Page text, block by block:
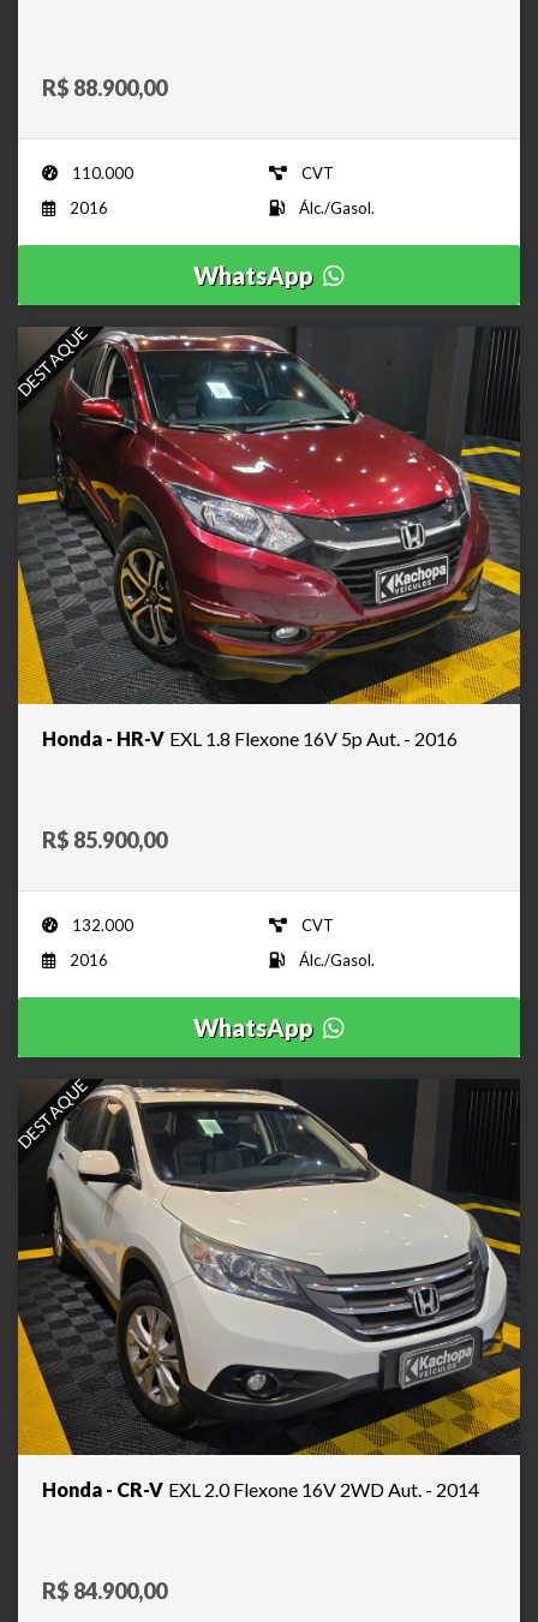
R$ 88.900,00
110.000
CVT
2016
Álc./Gasol.
WhatsApp
DESTAQUE
Honda - HR-V EXL 1.8 Flexone 16V 5p Aut. - 2016
R$ 85.900,00
132.000
CVT
2016
Álc./Gasol.
WhatsApp
DESTAQUE
Honda - CR-V EXL 2.0 Flexone 16V 2WD Aut. - 2014
R$ 84.900,00